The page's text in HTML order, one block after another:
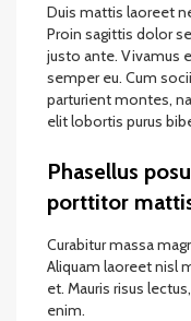
Duis mattis laoreet
Proin sagittis dolor
justo ante. Vivamus
semper eu. Cum
parturient montes,
elit lobortis purus
Phasellus
porttitor
Curabitur massa
Aliquam laoreet nisl
et. Mauris risus
enim.